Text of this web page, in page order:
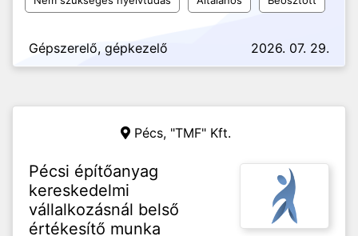
Gépszerelő, gépkezelő 2026. 07. 29.
Pécs, "TMF" Kft.
Pécsi építőanyag
kereskedelmi
vállalkozásnál belső
értékesítő munka